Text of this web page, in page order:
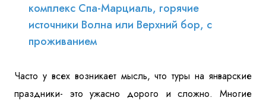
комплекс Спа-Марциаль, горячие
источники Волна или Верхний бор, с
проживанием
Часто у всех возникает мысль, что туры на январские
праздники- это ужасно дорого и сложно. Многие